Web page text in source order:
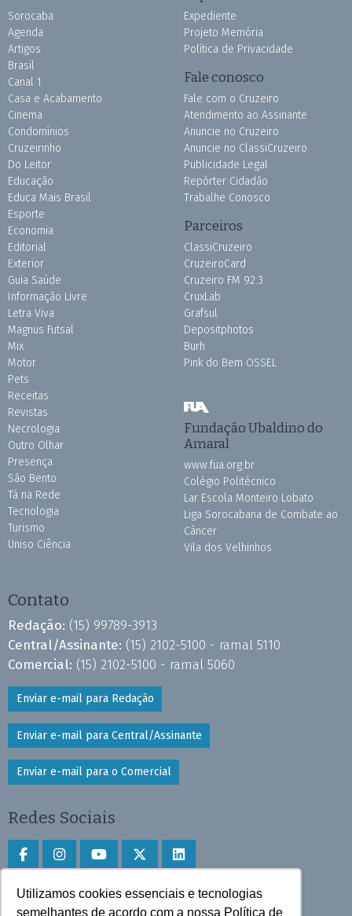
Utilizamos cookies essenciais e tecnologias
semelhantes de acordo com a nossa Política de
Sorocaba
Agenda
Artigos
Brasil
Canal 1
Casa e Acabamento
Cinema
Condomínios
Cruzeirinho
Do Leitor
Educação
Educa Mais Brasil
Esporte
Economia
Editorial
Exterior
Guia Saúde
Informação Livre
Letra Viva
Magnus Futsal
Mix
Motor
Pets
Receitas
Revistas
Necrologia
Outro Olhar
Presença
São Bento
Tá na Rede
Tecnologia
Turismo
Uniso Ciência
Expediente
Projeto Memória
Política de Privacidade
Fale conosco
Fale com o Cruzeiro
Atendimento ao Assinante
Anuncie no Cruzeiro
Anuncie no ClassiCruzeiro
Publicidade Legal
Repórter Cidadão
Trabalhe Conosco
Parceiros
ClassiCruzeiro
CruzeiroCard
Cruzeiro FM 92.3
CruxLab
Grafsul
Depositphotos
Burh
Pink do Bem OSSEL
Fundação Ubaldino do
Amaral
www.fua.org.br
Colégio Politécnico
Lar Escola Monteiro Lobato
Liga Sorocabana de Combate ao
Câncer
Vila dos Velhinhos
Contato
Redação: (15) 99789-3913
Central/Assinante: (15) 2102-5100 - ramal 5110
Comercial: (15) 2102-5100 - ramal 5060
Enviar e-mail para Redação
Enviar e-mail para Central/Assinante
Enviar e-mail para o Comercial
Redes Sociais
Faça download do aplicativo